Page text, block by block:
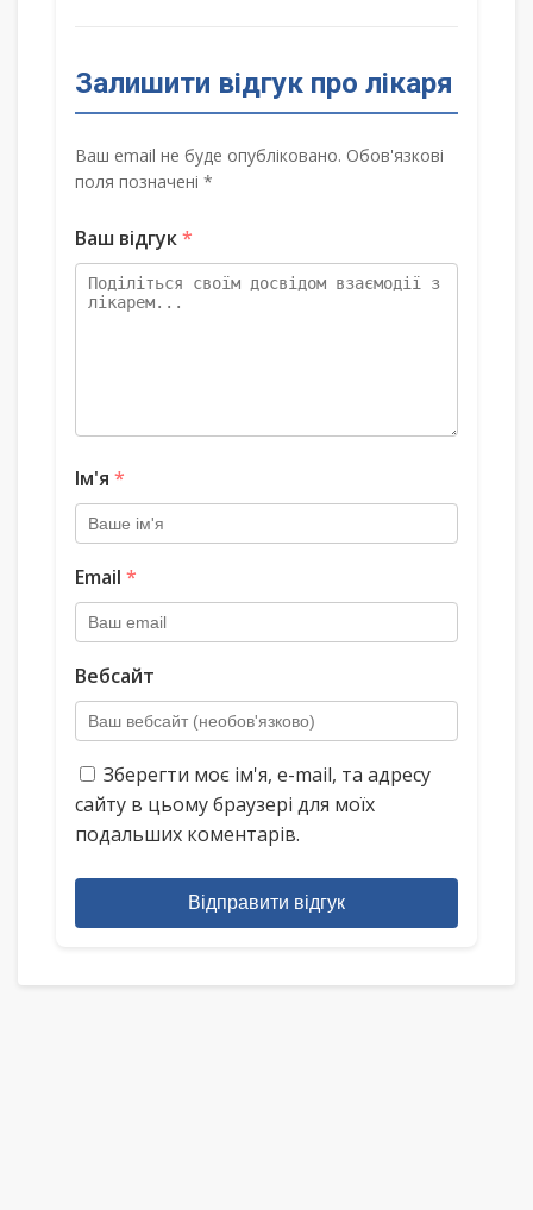
Залишити відгук про лікаря
Ваш email не буде опубліковано. Обов'язкові
поля позначені *
Ваш відгук*
Ім'я *
Email *
Вебсайт
Зберегти моє ім'я, e-mail, та адресу
сайту в цьому браузері для моїх
подальших коментарів.
Відправити відгук